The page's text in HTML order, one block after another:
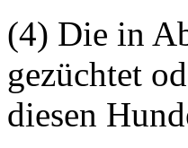
(4) Die in
gezüchtet
diesen